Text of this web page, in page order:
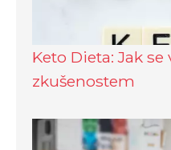
Keto Dieta: Jak
zkušenostem